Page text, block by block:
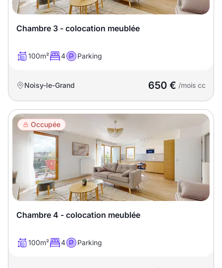
Chambre 3 - colocation meublée
100m² 4 Parking
Noisy-le-Grand 650 € /mois cc
Occupée
Chambre 4 - colocation meublée
100m² 4 Parking